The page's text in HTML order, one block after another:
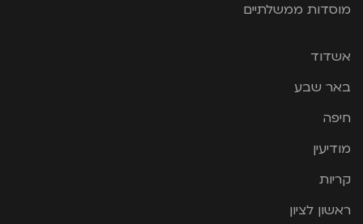
מוסדות ממשלתיים
אשדוד
באר שבע
חיפה
מודיעין
קריות
ראשון לציון